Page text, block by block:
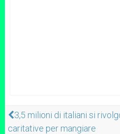
3,5 milioni di italiani si
caritative per mangiare